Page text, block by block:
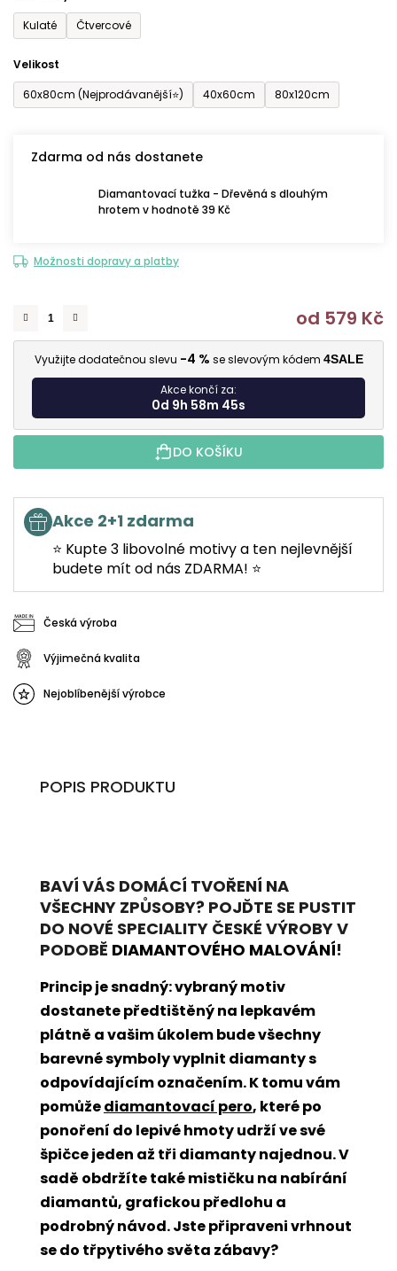
Kulaté
Čtvercové
Velikost
60x80cm (Nejprodávanější⭐)
40x60cm 80x120cm
Zdarma od nás dostanete
Diamantovací tužka - Dřevěná s dlouhým
hrotem v hodnotě 39 Kč
Možnosti dopravy a platby
od 579 Kč
Využijte dodatečnou slevu -4 % se slevovým kódem 4SALE
Akce končí za:
0d 9h 58m 44s
DO KOŠÍKU
Akce 2+1 zdarma
⭐ Kupte 3 libovolné motivy a ten nejlevnější
budete mít od nás ZDARMA! ⭐
Česká výroba
Výjimečná kvalita
Nejoblíbenější výrobce
POPIS PRODUKTU
BAVÍ VÁS DOMÁCÍ TVOŘENÍ NA
VŠECHNY ZPŮSOBY? POJĎTE SE PUSTIT
DO NOVÉ SPECIALITY ČESKÉ VÝROBY V
PODOBĚ DIAMANTOVÉHO MALOVÁNÍ!
Princip je snadný: vybraný motiv
dostanete předtištěný na lepkavém
plátně a vašim úkolem bude všechny
barevné symboly vyplnit diamanty s
odpovídajícím označením. K tomu vám
pomůžediamantovací pero, které po
ponoření do lepivé hmoty udrží ve své
špičce jeden až tři diamanty najednou. V
sadě obdržíte také mističku na nabírání
diamantů, grafickou předlohu a
podrobný návod. Jste připraveni vrhnout
se do třpytivého světa zábavy?